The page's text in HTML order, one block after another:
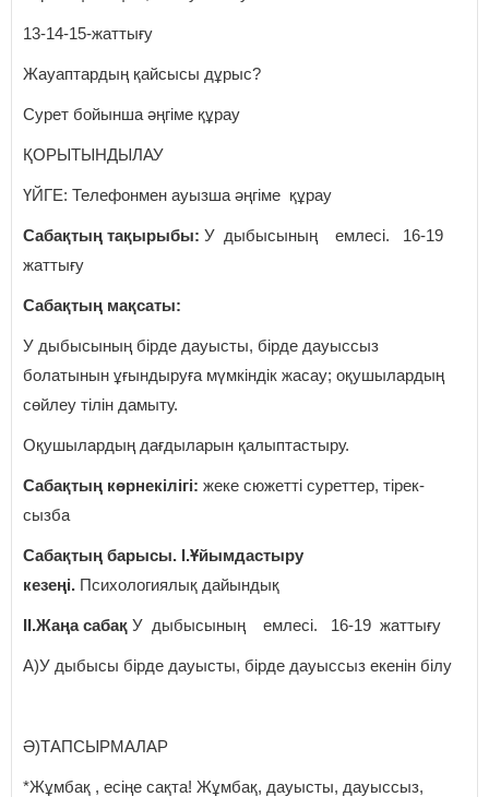
13-14-15-жаттығу
Жауаптардың қайсысы дұрыс?
Сурет бойынша әңгіме құрау
ҚОРЫТЫНДЫЛАУ
ҮЙГЕ: Телефонмен ауызша әңгіме құрау
Сабақтың тақырыбы: У дыбысының емлесі. 16-19
жаттығу
Сабақтың мақсаты:
У дыбысының бірде дауысты, бірде дауыссыз
болатынын ұғындыруға мүмкіндік жасау; оқушылардың
сөйлеу тілін дамыту.
Оқушылардың дағдыларын қалыптастыру.
Сабақтың көрнекілігі: жеке сюжетті суреттер, тірек-
сызба
Сабақтың барысы. І.Ұйымдастыру
кезеңі. Психологиялық дайындық
ІІ.Жаңа сабақ У дыбысының емлесі. 16-19 жаттығу
А)У дыбысы бірде дауысты, бірде дауыссыз екенін білу
Ә)ТАПСЫРМАЛАР
*Жұмбақ , есіңе сақта! Жұмбақ, дауысты, дауыссыз,